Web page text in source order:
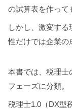
の試算表を作って
しかし、激変す
性だけでは企業の
本書では、税理士
フェーズに分類。
税理士1.0（DX型